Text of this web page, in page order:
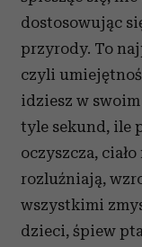
dostosowując
przyrody. To
czyli
idziesz w
tyle sekund, ile
oczyszcza,
rozluźniają,
wszystkimi
dzieci, śpiew